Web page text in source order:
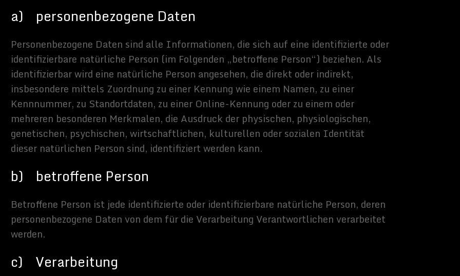
Veränderung, das Auslesen, das Abfragen, die Verwendung, die
Verbreitung oder eine andere Form der
der Verarbeitung
Verarbeitung ist die Markierung gespeicherter personenbezogener
ihre künftige Verarbeitung einzuschränken.
der automatisierten Verarbeitung personenbezogener Daten, die
diese personenbezogenen Daten verwendet werden, um
Aspekte, die sich auf eine natürliche Person beziehen, zu
um Aspekte bezüglich Arbeitsleistung, wirtschaftlicher
persönlicher Vorlieben, Interessen, Zuverlässigkeit, Verhalten,
ist die Verarbeitung personenbezogener Daten in einer Weise, auf
betroffenen Person zugeordnet werden können, sofern
Informationen gesondert aufbewahrt werden und technischen und